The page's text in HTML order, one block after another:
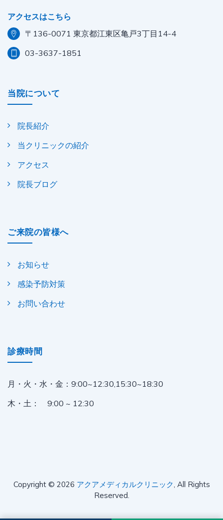
アクセスはこちら
〒136-0071 東京都江東区亀戸3丁目14-4
03-3637-1851
当院について
院長紹介
当クリニックの紹介
アクセス
院長ブログ
ご来院の皆様へ
お知らせ
感染予防対策
お問い合わせ
診療時間
月・火・水・金： 9:00~12:30,15:30~18:30
木・土： 9:00 ~ 12:30
Copyright © 2026 アクアメディカルクリニック, All Rights
Reserved.